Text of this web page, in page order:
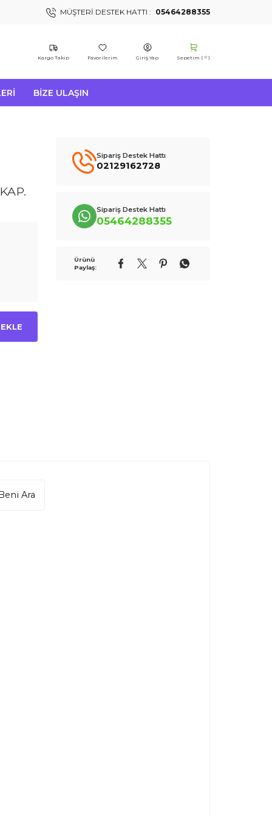
MÜŞTERI DESTEK HATTI : 05464288355
Kargo Takip Favorilerim Giriş Yap Sepetim ( 0 )
BIZE ULAŞIN
Sipariş Destek Hattı
02129162728
Sipariş Destek Hattı
05464288355
Ürünü
Paylaş:
Ara